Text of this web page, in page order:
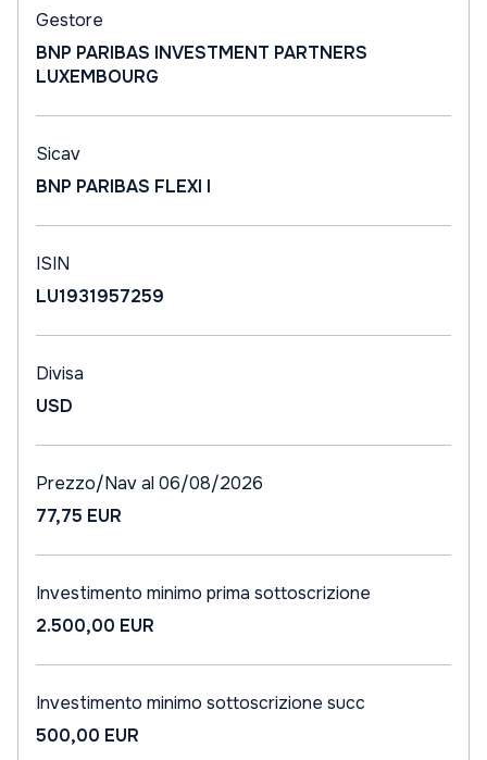
Gestore
BNP PARIBAS INVESTMENT PARTNERS
LUXEMBOURG
Sicav
BNP PARIBAS FLEXI I
ISIN
LU1931957259
Divisa
USD
Prezzo/Nav al 06/08/2026
77,75 EUR
Investimento minimo prima sottoscrizione
2.500,00 EUR
Investimento minimo sottoscrizione succ
500,00 EUR